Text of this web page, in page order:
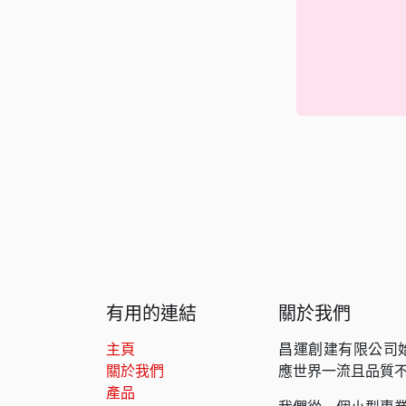
有用的連結
主頁
關於我們
產品
關於我們
昌運創建有限公司
應世界一流且品質